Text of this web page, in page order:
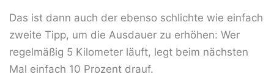
Das ist dann auch der ebenso schlichte wie einfach
zweite Tipp, um die Ausdauer zu erhöhen: Wer
regelmäßig 5 Kilometer läuft, legt beim nächsten
Mal einfach 10 Prozent drauf.